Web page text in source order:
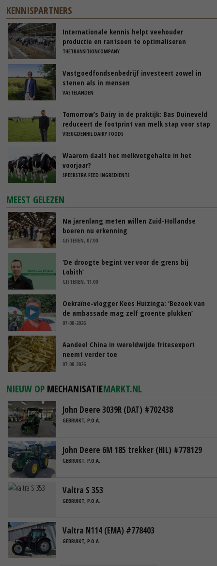
KENNISPARTNERS
Internationale kennis helpt veehouder
productie en rantsoen te optimaliseren
THETRANSITIONCOMPANY
Vastgoedfondsenbedrijf investeert zowel in
stenen als in mensen
VASTELANDEN
Tomorrow’s Dairy in de praktijk: Bas Duineveld
reduceert de footprint van melk stap voor stap
VREUGDENHIL DAIRY FOODS
Waarom daalt het melkvetgehalte in het
voorjaar?
SPEERSTRA FEED INGREDIENTS
MEEST GELEZEN
Na jarenlang meten willen Zuid-Hollandse
boeren nu erkenning
GISTEREN, 07:00
‘De droogte begint ver voor de grens bij
Lobith’
GISTEREN, 11:00
Oekraïne-vlogger Kees Huizinga: ‘Bezoek van
de ambassade mag zelf groente plukken’
07-08-2026
Aandeel China in wereldwijde fritesexport
neemt verder toe
07-08-2026
NIEUW OP MECHANISATIEMARKT.NL
John Deere 3039R (DAT) #702438
GEBRUIKT, P.O.A.
John Deere 6M 185 trekker (HIL) #778129
GEBRUIKT, P.O.A.
Valtra S 353
GEBRUIKT, P.O.A.
Valtra N114 (EMA) #778403
GEBRUIKT, P.O.A.